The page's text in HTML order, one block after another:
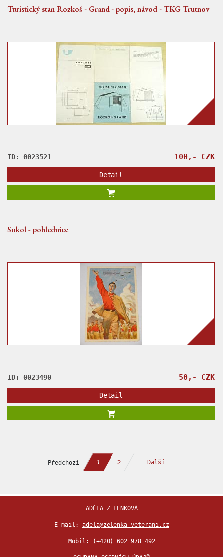
Turistický stan Rozkoš - Grand - popis, návod - TKG Trutnov
ID: 0023521 100,- CZK
Detail
Sokol - pohlednice
ID: 0023490 50,- CZK
Detail
Předchozí 1 2 Další
ADÉLA ZELENKOVÁ
E-mail: adela@zelenka-veterani.cz
Mobil: (+420) 602 978 492